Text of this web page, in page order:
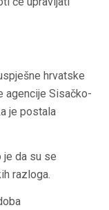
hrvatske
agencije Sisačko-
je postala
je da su se
razloga.